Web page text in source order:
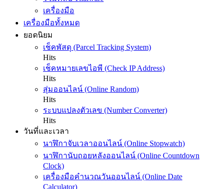
เครื่องมือ
เครื่องมือทั้งหมด
ยอดนิยม
เช็คพัสดุ (Parcel Tracking System)
Hits
เช็คหมายเลขไอพี (Check IP Address)
Hits
สุ่มออนไลน์ (Online Random)
Hits
ระบบแปลงตัวเลข (Number Converter)
Hits
วันที่และเวลา
นาฬิกาจับเวลาออนไลน์ (Online Stopwatch)
นาฬิกานับถอยหลังออนไลน์ (Online Countdown
Clock)
เครื่องมือคำนวณวันออนไลน์ (Online Date
Calculator)